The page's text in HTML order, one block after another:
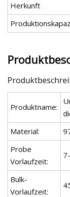
Herkunft
Produktname:
Material:
Probe
Vorlaufzeit:
Bulk-
Vorlaufzeit: